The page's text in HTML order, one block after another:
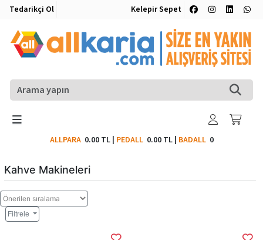
Tedarikçi Ol Kelepir Sepet
ALLPARA 0.00 TL| PEDALL 0.00 TL| BADALL0
Kahve Makineleri
Filtrele